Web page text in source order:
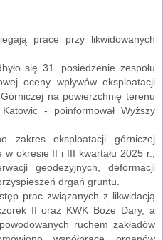
prace przy likwidowanych
się 31. posiedzenie zespołu
oceny wpływów eksploatacji
na powierzchnię terenu
- poinformował Wyższy
zakres eksploatacji górniczej
okresie II i III kwartału 2025 r.,
geodezyjnych, deformacji
drgań gruntu.
prac związanych z likwidacją
II oraz KWK Boże Dary, a
ruchem zakładów